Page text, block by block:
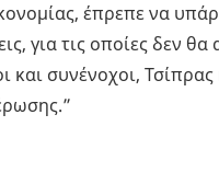
έπρεπε να
για τις οποίες δεν
και συνένοχοι,